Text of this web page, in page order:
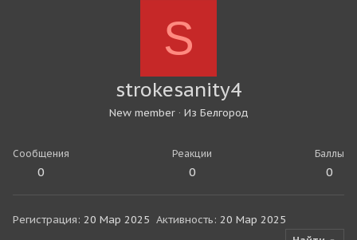
S
strokesanity4
New member · Из Белгород
Сообщения
0
Реакции
0
Баллы
0
Регистрация 20 Мар 2025 Активность 20 Мар 2025